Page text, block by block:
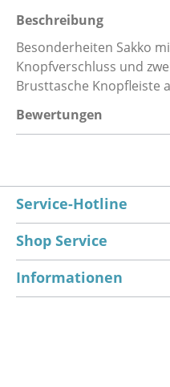
Beschreibung
Besonderheiten Sakko
Knopfverschluss und
Brusttasche Knopfleiste
Bewertungen
Service-Hotline
Shop Service
Informationen